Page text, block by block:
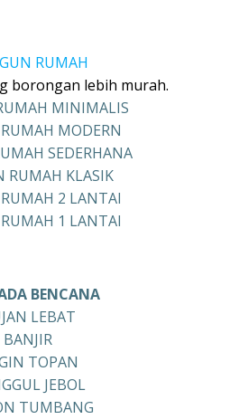
RUMAH
borongan lebih murah.
MINIMALIS
MODERN
SEDERHANA
RUMAH KLASIK
2 LANTAI
1 LANTAI
BENCANA
LEBAT
BANJIR
TOPAN
JEBOL
TUMBANG